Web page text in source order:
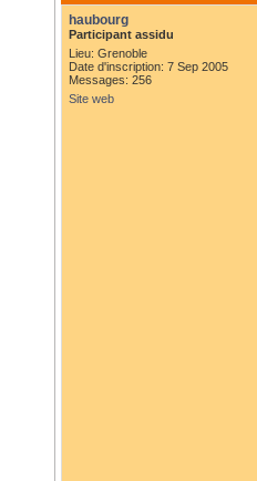
haubourg
Participant assidu
Lieu: Grenoble
Date d'inscription: 7 Sep 2005
Messages: 256
Site web